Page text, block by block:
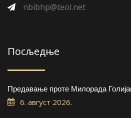
nbibhp@teol.net
Посљедње
Предавање проте Милорада
6. август 2026.